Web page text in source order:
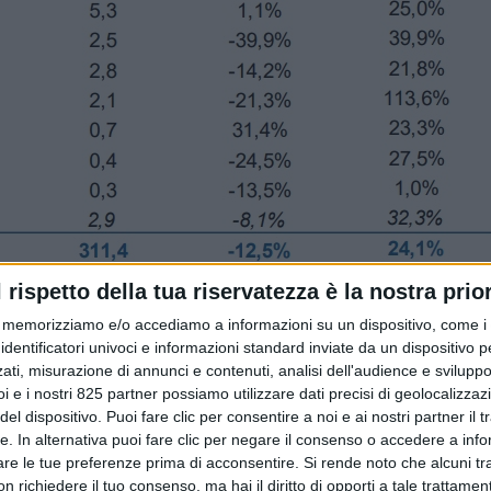
rispetto della tua riservatezza è la nostra
memorizziamo e/o accediamo a informazioni su un dispositivo, come
univoci e informazioni standard inviate da un dispositivo
misurazione di annunci e contenuti, analisi dell'audience e
e i nostri 825 partner possiamo utilizzare dati precisi di
dispositivo. Puoi fare clic per consentire a noi e ai nostri partner il
In alternativa puoi fare clic per negare il consenso o accedere a
le tue preferenze prima di acconsentire. Si rende noto che alcuni
richiedere il tuo consenso, ma hai il diritto di opporti a tale
territoriale. Ciascuna provincia presenta peculiarità
a rendere il Made in Italy un unicum nello scenario
nonostante la crisi. Sace ha condotto un’analisi sulle
e delle singole specializzazioni aggiornando inoltre il suo